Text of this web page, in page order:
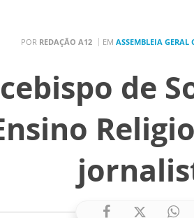
POR REDAÇÃO A12 EM ASSEMBLEIA GERAL
de